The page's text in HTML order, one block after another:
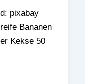
pixabay
Bananen
Kekse 50